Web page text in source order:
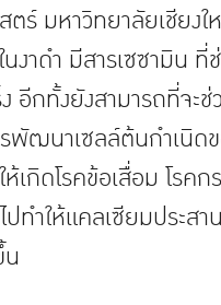
ร์ มหาวิทยาลัยเชียงใ
งาดำ มีสารเซซามิน ที่
ง อีกทั้งยังสามารถที่จะช่
พัฒนาเซลล์ต้นกำเนิด
เกิดโรคข้อเสื่อม โรค
ไปทำให้แคลเซียมประส